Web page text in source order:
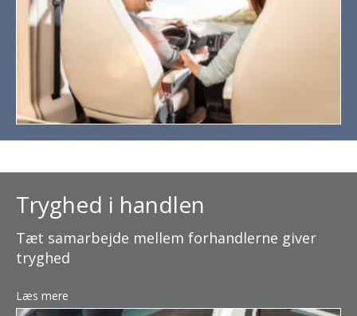
Tryghed i handlen
Tæt samarbejde mellem forhandlerne giver
tryghed
Læs mere